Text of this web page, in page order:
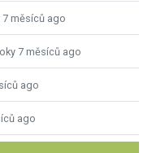
7 měsíců ago
7 měsíců ago
ago
ago